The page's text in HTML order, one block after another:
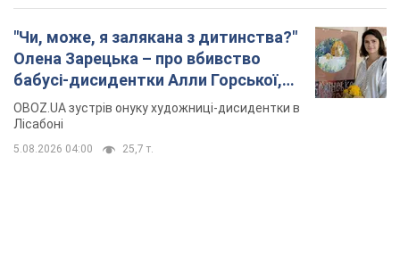
"Чи, може, я залякана з дитинства?"
Олена Зарецька – про вбивство
бабусі-дисидентки Алли Горської,
критику Дмитра Стуса та втечу в
Португалію з 5 дітьми
OBOZ.UA зустрів онуку художниці-дисидентки в
Лісабоні
5.08.2026 04:00 25,7 т.